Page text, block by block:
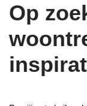
Op